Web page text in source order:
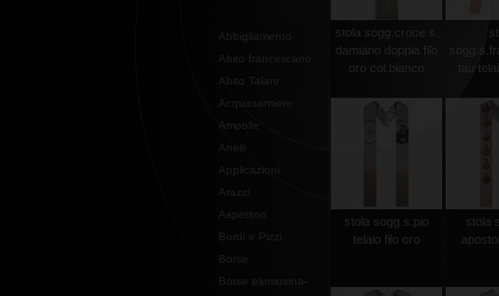
Abbigliamento
Abito francescano
Abito Talare
Acquasantiere
Ampolle
Anelli
Applicazioni
Arazzi
Aspersori
Bordi e Pizzi
Borse
Borse elemosina-
stola sogg.croce s.
damiano doppia filo
oro col.bianco
tau
stola sogg.s.pio
telaio filo oro
stola